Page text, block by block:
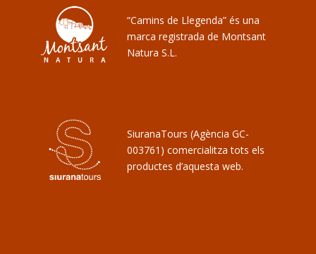
“Camins de Llegenda” és una
marca registrada de Montsant
Natura S.L.
SiuranaTours (Agència GC-
003761) comercialitza tots els
productes d’aquesta web.